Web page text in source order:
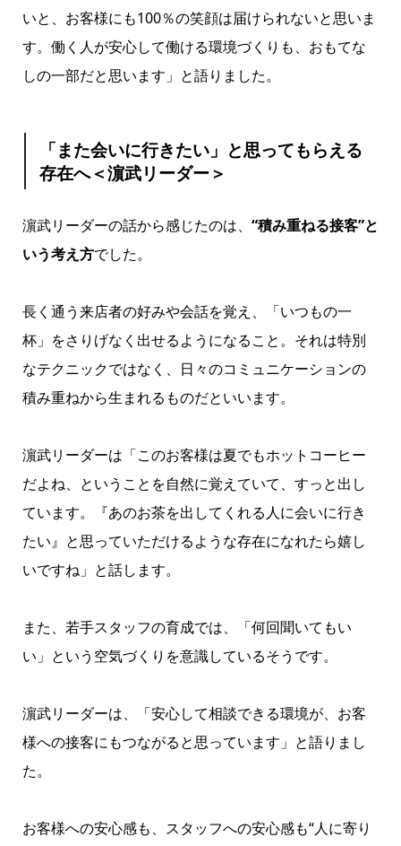
いと、お客様にも100％の笑顔は届けられないと思いま
す。働く人が安心して働ける環境づくりも、おもてな
しの一部だと思います」と語りました。
「また会いに行きたい」と思ってもらえる
存在へ＜濵武リーダー＞
濵武リーダーの話から感じたのは、 “積み重ねる接客”と
いう考え方でした。
長く通う来店者の好みや会話を覚え、「いつもの一
杯」をさりげなく出せるようになること。それは特別
なテクニックではなく、日々のコミュニケーションの
積み重ねから生まれるものだといいます。
濵武リーダーは「このお客様は夏でもホットコーヒー
だよね、ということを自然に覚えていて、すっと出し
ています。『あのお茶を出してくれる人に会いに行き
たい』と思っていただけるような存在になれたら嬉し
いですね」と話します。
また、若手スタッフの育成では、「何回聞いてもい
い」という空気づくりを意識しているそうです。
濵武リーダーは、「安心して相談できる環境が、お客
様への接客にもつながると思っています」と語りまし
た。
お客様への安心感も、スタッフへの安心感も“人に寄り